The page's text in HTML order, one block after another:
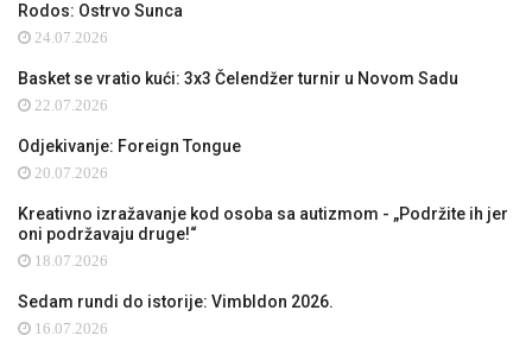
Rodos: Ostrvo Sunca
24.07.2026
Basket se vratio kući: 3x3 Čelendžer turnir u Novom Sadu
22.07.2026
Odjekivanje: Foreign Tongue
20.07.2026
Kreativno izražavanje kod osoba sa autizmom - „Podržite ih jer
oni podržavaju druge!“
18.07.2026
Sedam rundi do istorije: Vimbldon 2026.
16.07.2026